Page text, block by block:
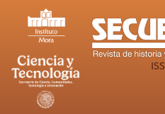
Reseña del libro: